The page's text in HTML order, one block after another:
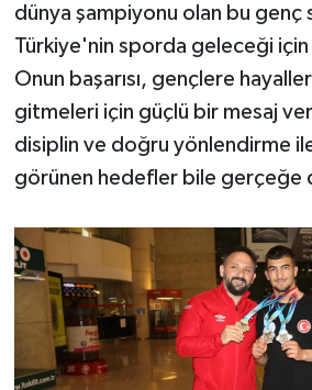
dünya şampiyonu olan bu genç
Türkiye'nin sporda geleceği
Onun başarısı, gençlere
gitmeleri için güçlü bir mesaj
disiplin ve doğru yönlendirme
görünen hedefler bile gerçeğe